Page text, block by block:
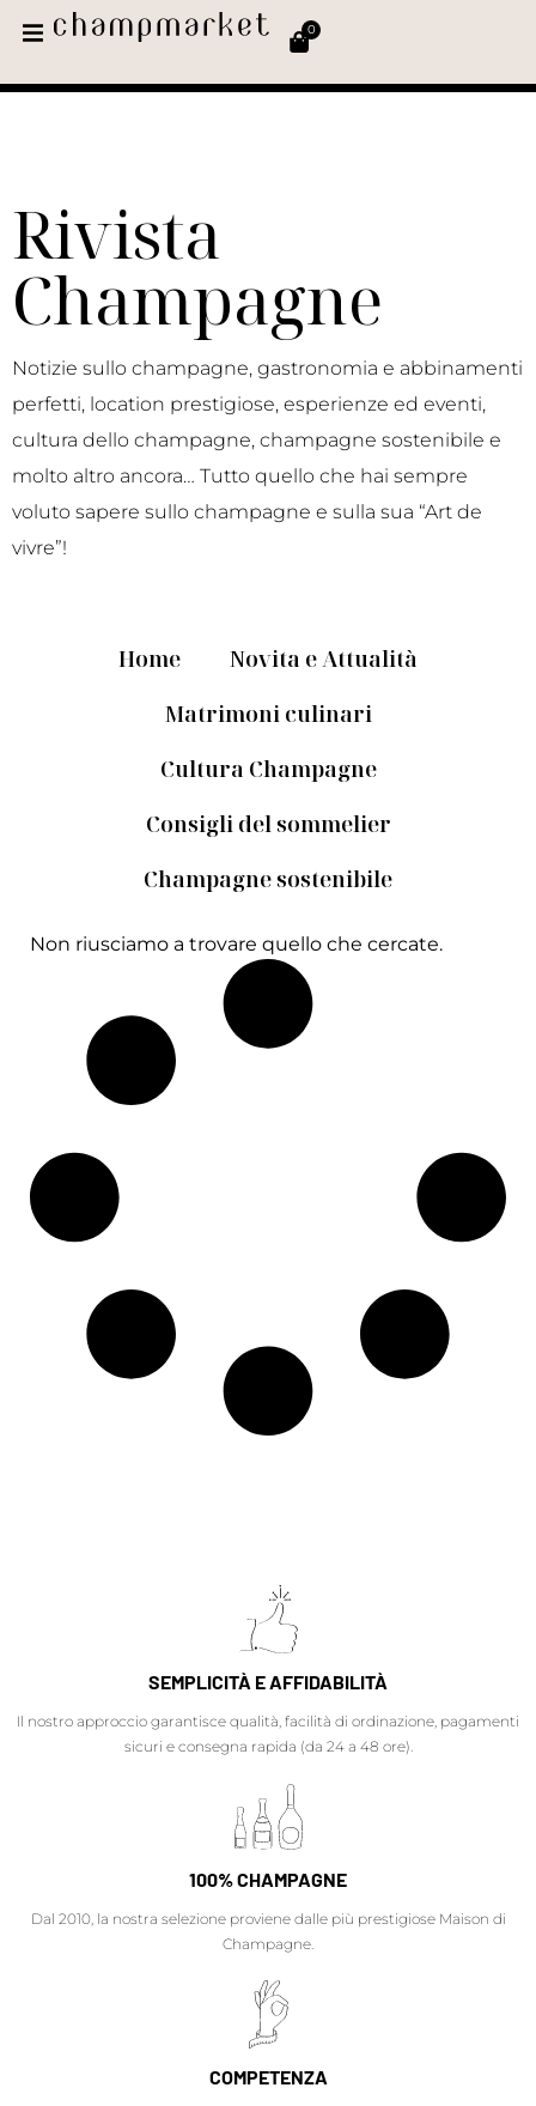
0
Rivista
Champagne
Notizie sullo champagne, gastronomia e abbinamenti
perfetti, location prestigiose, esperienze ed eventi,
cultura dello champagne, champagne sostenibile e
molto altro ancora… Tutto quello che hai sempre
voluto sapere sullo champagne e sulla sua “Art de
vivre”!
Home
Novita e Attualità
Matrimoni culinari
Cultura Champagne
Consigli del sommelier
Champagne sostenibile
Non riusciamo a trovare quello che cercate.
SEMPLICITÀ E AFFIDABILITÀ
Il nostro approccio garantisce qualità, facilità di ordinazione, pagamenti
sicuri e consegna rapida (da 24 a 48 ore).
100% CHAMPAGNE
Dal 2010, la nostra selezione proviene dalle più prestigiose Maison di
Champagne.
COMPETENZA